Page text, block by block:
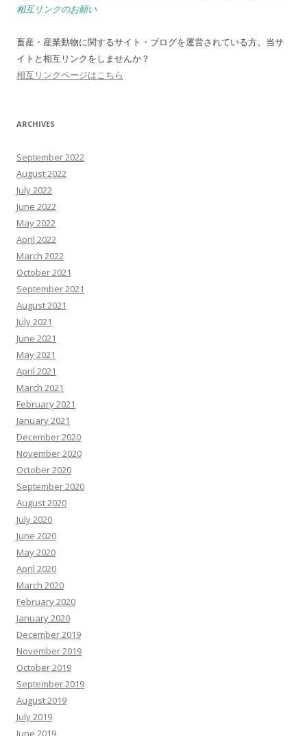
相互リンクのお願い
畜産・産業動物に関するサイト・ブログを運営されている方。当サ
イトと相互リンクをしませんか？
相互リンクページはこちら
ARCHIVES
September 2022
August 2022
July 2022
June 2022
May 2022
April 2022
March 2022
October 2021
September 2021
August 2021
July 2021
June 2021
May 2021
April 2021
March 2021
February 2021
January 2021
December 2020
November 2020
October 2020
September 2020
August 2020
July 2020
June 2020
May 2020
April 2020
March 2020
February 2020
January 2020
December 2019
November 2019
October 2019
September 2019
August 2019
July 2019
June 2019